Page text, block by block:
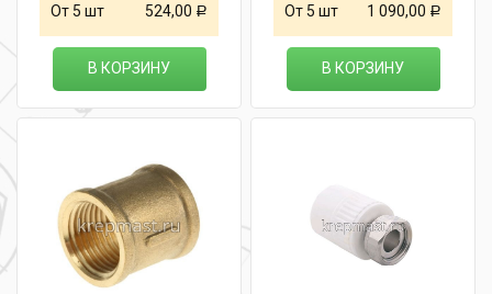
От 5 шт 524,00 Р
В КОРЗИНУ
От 5 шт 1 090,00 Р
В КОРЗИНУ